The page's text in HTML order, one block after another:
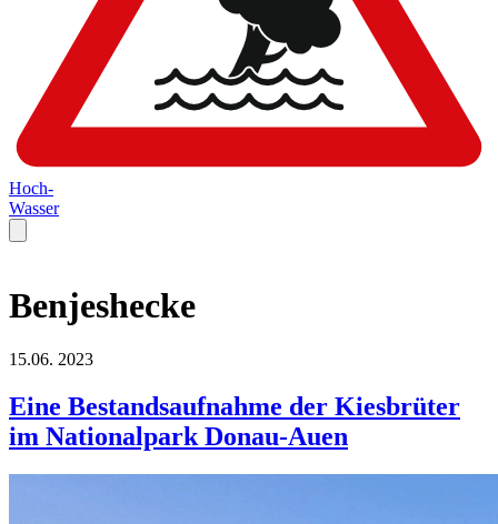
Hoch-
Wasser
Benjeshecke
15.06. 2023
Eine Bestandsaufnahme der Kiesbrüter
im Nationalpark Donau-Auen